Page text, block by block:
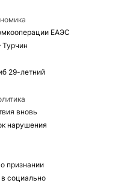
ЕАЭС
Турчин
29-летний
вновь
нарушения
признании
социально